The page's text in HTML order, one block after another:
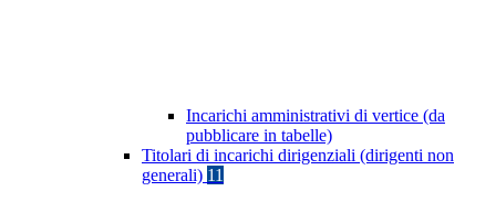
Incarichi amministrativi di vertice (da
pubblicare in tabelle)
Titolari di incarichi dirigenziali (dirigenti non
generali) 11